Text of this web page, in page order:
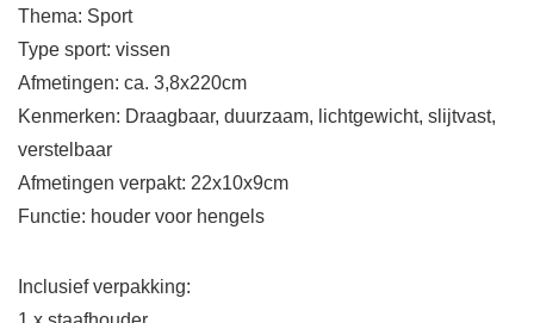
Thema: Sport
Type sport: vissen
Afmetingen: ca. 3,8x220cm
Kenmerken: Draagbaar, duurzaam, lichtgewicht, slijtvast,
verstelbaar
Afmetingen verpakt: 22x10x9cm
Functie: houder voor hengels
Inclusief verpakking: